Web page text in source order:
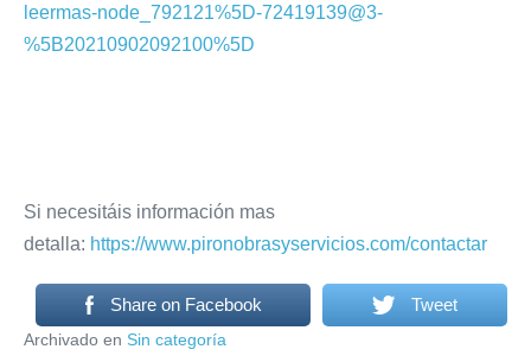
leermas-node_792121%5D-72419139@3-
%5B20210902092100%5D
Si necesitáis información mas
detalla: https://www.pironobrasyservicios.com/contactar
Share on Facebook Tweet
Archivado en Sin categoría